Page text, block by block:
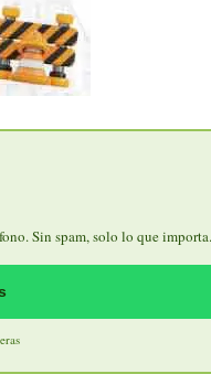
Sin spam, solo lo que importa.